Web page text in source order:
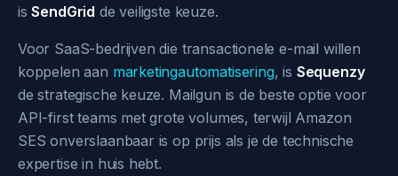
isSendGrid de veiligste keuze.
Voor SaaS-bedrijven die transactionele e-mail willen
koppelen aan marketingautomatisering, is Sequenzy
de strategische keuze. Mailgun is de beste optie voor
API-first teams met grote volumes, terwijl Amazon
SES onverslaanbaar is op prijs als je de technische
expertise in huis hebt.